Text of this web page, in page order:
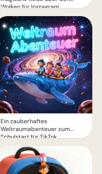
Wolken für Instagram
Ein zauberhaftes
Weltraumabenteuer zum
Schulstart für TikTok